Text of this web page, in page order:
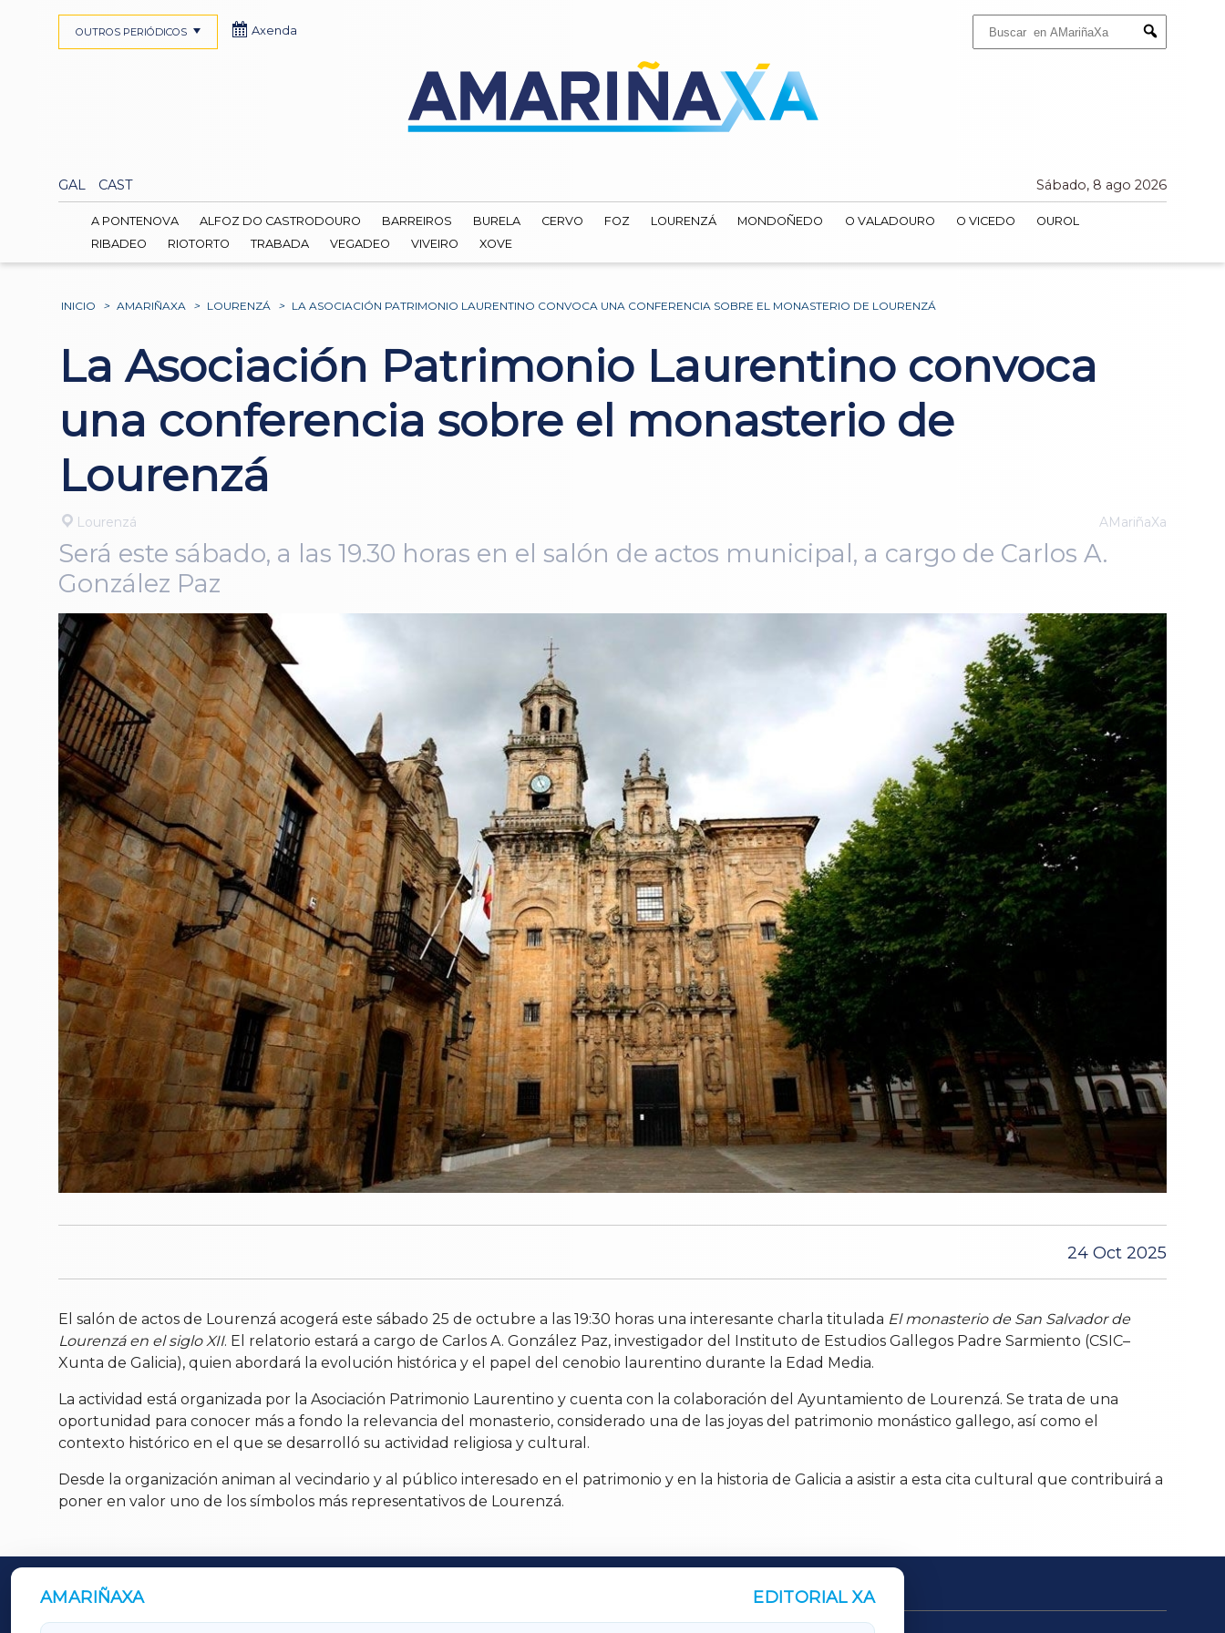
Submit
GAL CAST Sábado, 8 ago 2026
OUTROS PERIÓDICOS Axenda
A PONTENOVA ALFOZ DO CASTRODOURO BARREIROS BURELA CERVO FOZ LOURENZÁ MONDOÑEDO O VALADOURO O VICEDO
OUROL
RIBADEO
RIOTORTO TRABADA VEGADEO VIVEIRO XOVE
INICIO > AMARIÑAXA > LOURENZÁ > LA ASOCIACIÓN PATRIMONIO LAURENTINO CONVOCA UNA CONFERENCIA SOBRE EL MONASTERIO DE LOURENZÁ
La Asociación Patrimonio Laurentino convoca
una conferencia sobre el monasterio de
Lourenzá
Lourenzá AMariñaXa
Será este sábado, a las 19.30 horas en el salón de actos municipal, a cargo de Carlos A.
González Paz
24 Oct 2025
El salón de actos de Lourenzá acogerá este sábado 25 de octubre a las 19:30 horas una interesante charla titulada El monasterio de San Salvador de
Lourenzá en el siglo XII. El relatorio estará a cargo de Carlos A. González Paz, investigador del Instituto de Estudios Gallegos Padre Sarmiento (CSIC–
Xunta de Galicia), quien abordará la evolución histórica y el papel del cenobio laurentino durante la Edad Media.
La actividad está organizada por la Asociación Patrimonio Laurentino y cuenta con la colaboración del Ayuntamiento de Lourenzá. Se trata de una
oportunidad para conocer más a fondo la relevancia del monasterio, considerado una de las joyas del patrimonio monástico gallego, así como el
contexto histórico en el que se desarrolló su actividad religiosa y cultural.
Desde la organización animan al vecindario y al público interesado en el patrimonio y en la historia de Galicia a asistir a esta cita cultural que contribuirá a
poner en valor uno de los símbolos más representativos de Lourenzá.
AMARIÑAXA EDITORIAL XA
OUTROS PERIÓDICOS